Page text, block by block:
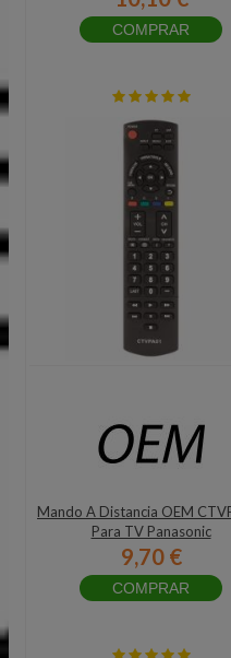
COMPRAR
Mando A Distancia OEM
Para TV Panasonic
9,70 €
COMPRAR